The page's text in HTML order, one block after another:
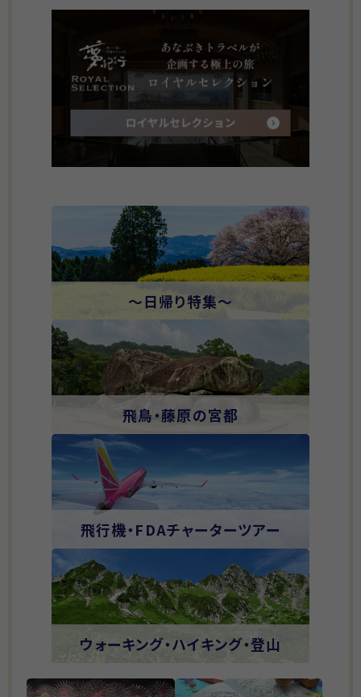
～日帰り特集～
飛鳥・藤原の宮都
飛行機・FDAチャーターツアー
ウォーキング・ハイキング・登山